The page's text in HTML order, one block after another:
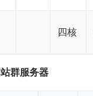
四核
站群服务器